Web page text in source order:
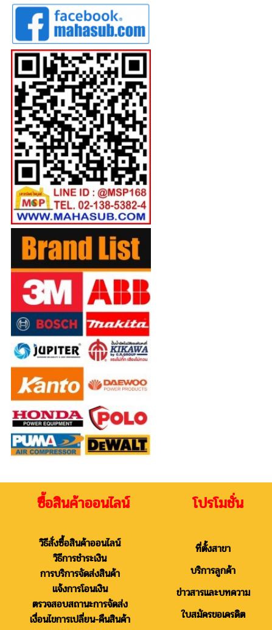
ซื้อสินค้าออนไลน์ โปรโมชั่
วิธีสั่งซื้อสินค้าออนไลน์
วิธีการชำระเงิน
การบริการจัดส่งสินค้า
แจ้งการโอนเงิน
ตรวจสอบสถานะการจัดส่ง
เงื่อนไขการเปลี่ยน-คืนสินค้า
ที่ตั้งสาขา
บริการลูกค้า
ข่าวสารและบทความ
ใบสมัครขอเครดิต